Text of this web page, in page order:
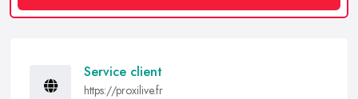
Service client
https://proxilive.fr